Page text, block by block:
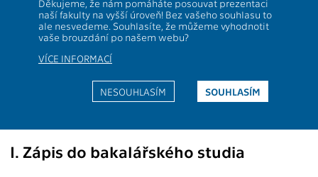
Děkujeme, že nám pomáháte posouvat prezentaci
naší fakulty na vyšší úroveň! Bez vašeho souhlasu to
ale nesvedeme. Souhlasíte, že můžeme vyhodnotit
vaše brouzdání po našem webu?
VÍCE INFORMACÍ
SOUHLASÍM
NESOUHLASÍM
Vyhláška děkana č. 10/2026
Č.j.: 1241/13922/2026/Hof
Výuka bude zahájena dne 21. září 2026.
Základní informace o studiu v bakalářských programech
I. Zápis do bakalářského studia